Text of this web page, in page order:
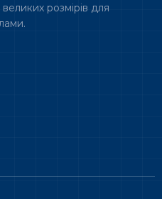
розмірів для